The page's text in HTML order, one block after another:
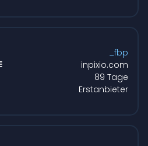
_fbp
inpixio.com
89 Tage
Erstanbieter